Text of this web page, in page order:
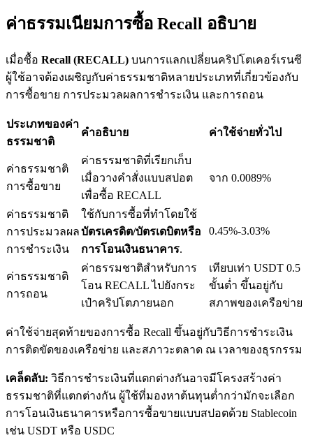
เงินกู้
บริการยืมเงินที่ได้รับการสนับสนุนจาก Crypto
ลงทุนอัตโนมัติ
คว้าผลกำไรระยะยาวและผลประโยชน์ที่ยืดหยุ่น
เรียนรู้ Staking
ค่าธรรมเนียมการซื้อ Recall อธิบาย
เมื่อซื้อ Recall (RECALL) บนการแลกเปลี่ยนคริปโตเคอร์เรนซี
ผู้ใช้อาจต้องเผชิญกับค่าธรรมชาติหลายประเภทที่เกี่ยวข้องกับ
การซื้อขาย การประมวลผลการชำระเงิน และการถอน
ประเภทของค่า
ธรรมชาติ
คำอธิบาย ค่าใช้จ่ายทั่วไป
ค่าธรรมชาติ
การซื้อขาย
ค่าธรรมชาติที่เรียกเก็บ
เมื่อวางคำสั่งแบบสปอต
เพื่อซื้อ RECALL
จาก 0.0089%
ค่าธรรมชาติ
การประมวลผล
การชำระเงิน
ใช้กับการซื้อที่ทำโดยใช้
บัตรเครดิต/บัตรเดบิตหรือ
การโอนเงินธนาคาร.
0.45%-3.03%
ค่าธรรมชาติ
การถอน
ค่าธรรมชาติสำหรับการ
โอน RECALL ไปยังกระ
เป๋าคริปโตภายนอก
เทียบเท่า USDT 0.5
ขั้นต่ำ ขึ้นอยู่กับ
สภาพของเครือข่าย
ค่าใช้จ่ายสุดท้ายของการซื้อ Recall ขึ้นอยู่กับวิธีการชำระเงิน
การติดขัดของเครือข่าย และสภาวะตลาด ณ เวลาของธุรกรรม
เคล็ดลับ: วิธีการชำระเงินที่แตกต่างกันอาจมีโครงสร้างค่า
ธรรมชาติที่แตกต่างกัน ผู้ใช้ที่มองหาต้นทุนต่ำกว่ามักจะเลือก
การโอนเงินธนาคารหรือการซื้อขายแบบสปอตด้วย Stablecoin
เช่น USDT หรือ USDC